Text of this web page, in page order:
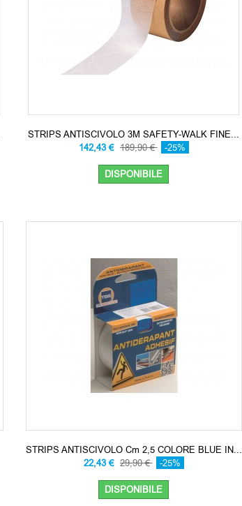
STRIPS ANTISCIVOLO 3M SAFETY-WALK FINE...
142,43 € 189,90 € -25%
DISPONIBILE
STRIPS ANTISCIVOLO Cm 2,5 COLORE BLUE IN...
22,43 € 29,90 € -25%
DISPONIBILE